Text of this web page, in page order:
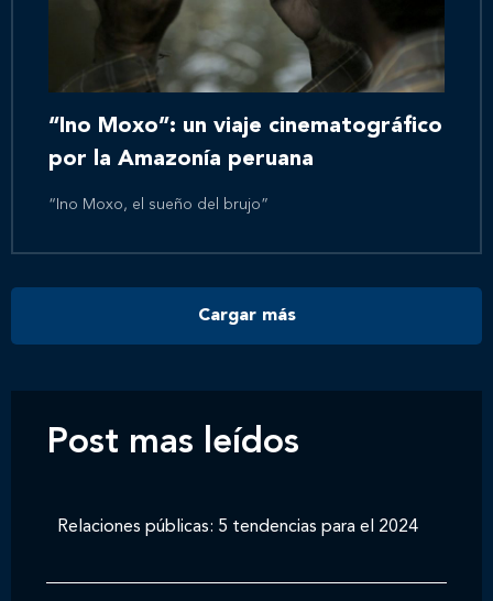
Inicio
Nosotros
Novedades
Contáctanos
“Ino Moxo”: un viaje cinematográfico
por la Amazonía peruana
“Ino Moxo, el sueño del brujo”
Cargar más
Post mas leídos
Relaciones públicas: 5 tendencias para el 2024